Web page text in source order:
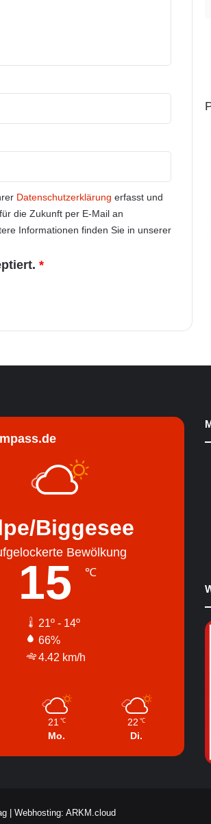
Datenschutzerklärung erfasst und
die Zukunft per E-Mail an
Informationen finden Sie in unserer
*
Biggesee
Bewölkung
15 ℃
21º - 14º
66%
4.42 km/h
21 ℃
Mo.
22 ℃
Di.
| Webhosting: ARKM.cloud